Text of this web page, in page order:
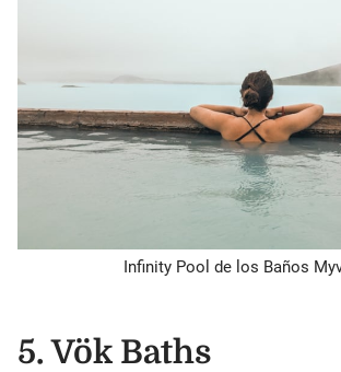
Infinity Pool de los Baños
5.Vök Baths